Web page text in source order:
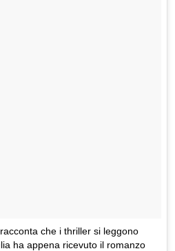
che i thriller si leggono
ha appena ricevuto il romanzo